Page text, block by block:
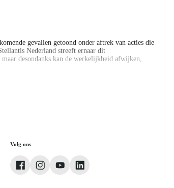
gevallen getoond onder aftrek van acties die
Nederland streeft ernaar dit
desondanks kan de werkelijkheid afwijken,
gevallen getoond onder aftrek van acties die
Nederland streeft ernaar dit
desondanks kan de werkelijkheid afwijken,
Volg ons